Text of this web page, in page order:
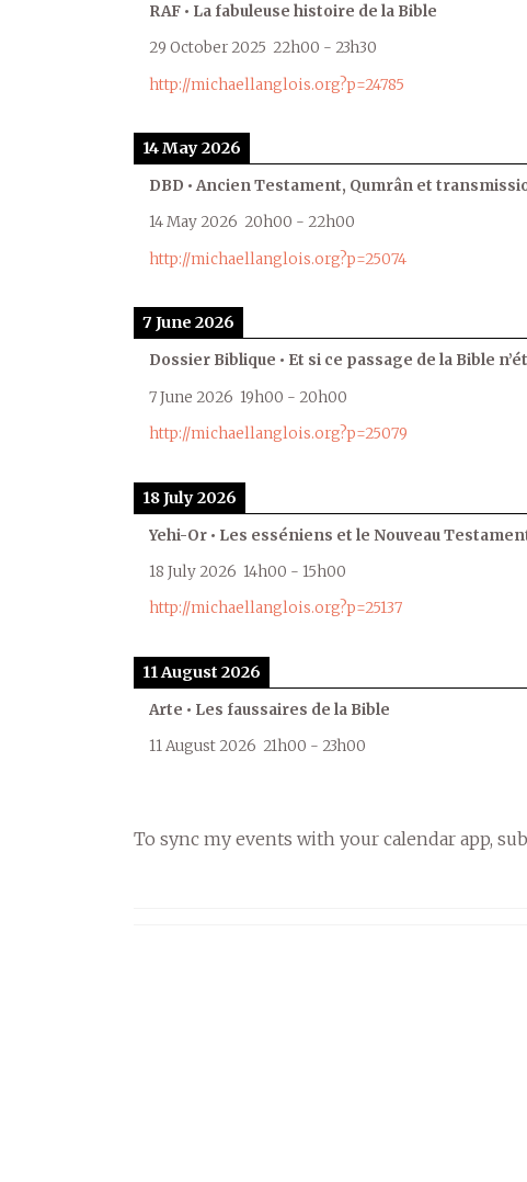
RAF • La fabuleuse histoire de la Bible
29 October 2025 22h00 - 23h30
http://michaellanglois.org?p=24785
14 May 2026
DBD • Ancien Testament, Qumrân et
14 May 2026 20h00 - 22h00
http://michaellanglois.org?p=25074
7 June 2026
Dossier Biblique • Et si ce passage de la Bible
7 June 2026 19h00 - 20h00
http://michaellanglois.org?p=25079
18 July 2026
Yehi-Or • Les esséniens et le Nouveau
18 July 2026 14h00 - 15h00
http://michaellanglois.org?p=25137
11 August 2026
Arte • Les faussaires de la Bible
11 August 2026 21h00 - 23h00
To sync my events with your calendar app,